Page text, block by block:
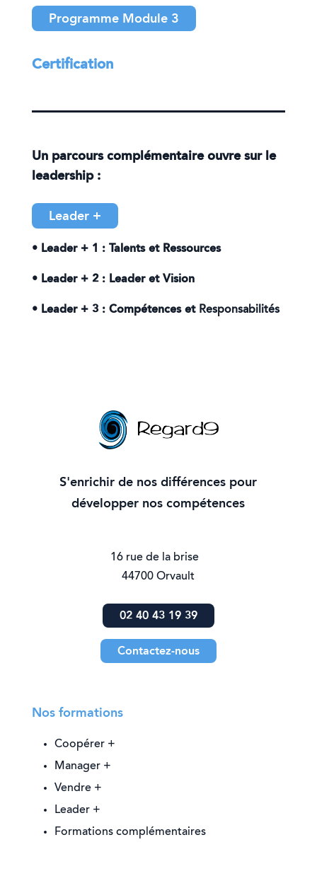
Programme Module 3
Certification
Un parcours complémentaire ouvre sur le
leadership :
Leader +
• Leader + 1 : Talents et Ressources
• Leader + 2 : Leader et Vision
• Leader + 3 : Compétences et Responsabilités
S'enrichir de nos différences pour
développer nos compétences
16 rue de la brise
44700 Orvault
02 40 43 19 39
Contactez-nous
Nos formations
Coopérer +
Manager +
Vendre +
Leader +
Formations complémentaires